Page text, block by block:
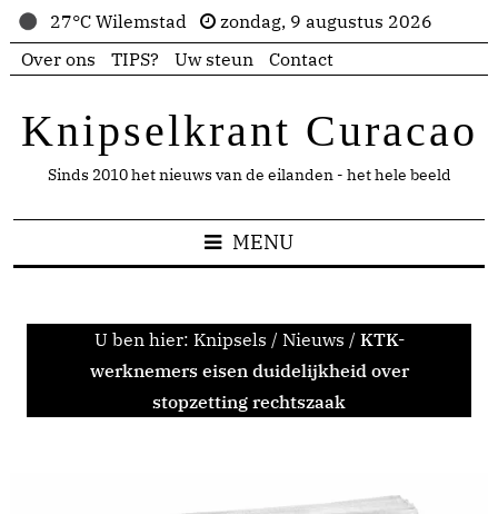
27°C Wilemstad
zondag, 9 augustus 2026
Over ons
TIPS? Uw steun Contact
Knipselkrant Curacao
Sinds 2010 het nieuws van de eilanden - het hele beeld
MENU
U ben hier: Knipsels / Nieuws / KTK-
werknemers eisen duidelijkheid over
stopzetting rechtszaak